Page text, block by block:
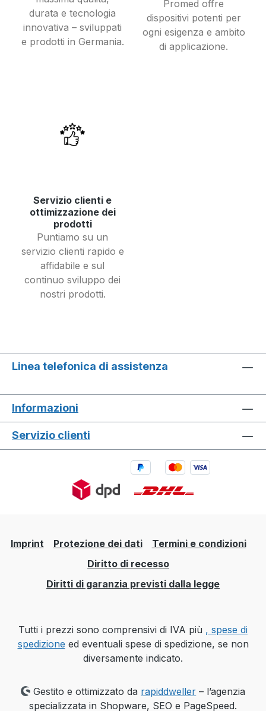
durata e tecnologia
innovativa – sviluppati
e prodotti in Germania.
Promed offre
dispositivi potenti per
ogni esigenza e ambito
di applicazione.
Servizio clienti e
ottimizzazione dei
prodotti
Puntiamo su un
servizio clienti rapido e
affidabile e sul
continuo sviluppo dei
nostri prodotti.
Linea telefonica di assistenza
Informazioni
Servizio clienti
Imprint Protezione dei dati
Termini e condizioni
Diritto di recesso
Diritti di garanzia previsti dalla legge
Tutti i prezzi sono comprensivi di IVA più , spese di
spedizione ed eventuali spese di spedizione, se non
diversamente indicato.
Gestito e ottimizzato da rapiddweller – l’agenzia
specializzata in Shopware, SEO e PageSpeed.